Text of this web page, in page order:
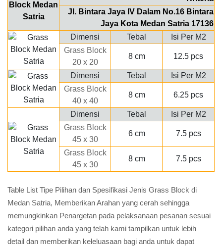
Jl. Bintara Jaya IV Dalam No.16 Bintara
Jaya Kota Medan Satria 17136
Dimensi
Tebal
Isi Per M2
Grass Block
20 x 20
8 cm 12.5 pcs
Dimensi Tebal
Isi Per M2
Grass Block
40 x 40
8 cm 6.25 pcs
Dimensi Tebal
Isi Per M2
Grass Block
45 x 30
6 cm 7.5 pcs
Grass Block
45 x 30
8 cm 7.5 pcs
Table List Tipe Pilihan dan Spesifikasi Jenis Grass Block di
Medan Satria, Memberikan Arahan yang cerah sehingga
memungkinkan Penargetan pada pelaksanaan pesanan sesuai
kategori pilihan anda yang telah kami tampilkan untuk lebih
detail dan memberikan keleluasaan bagi anda untuk dapat